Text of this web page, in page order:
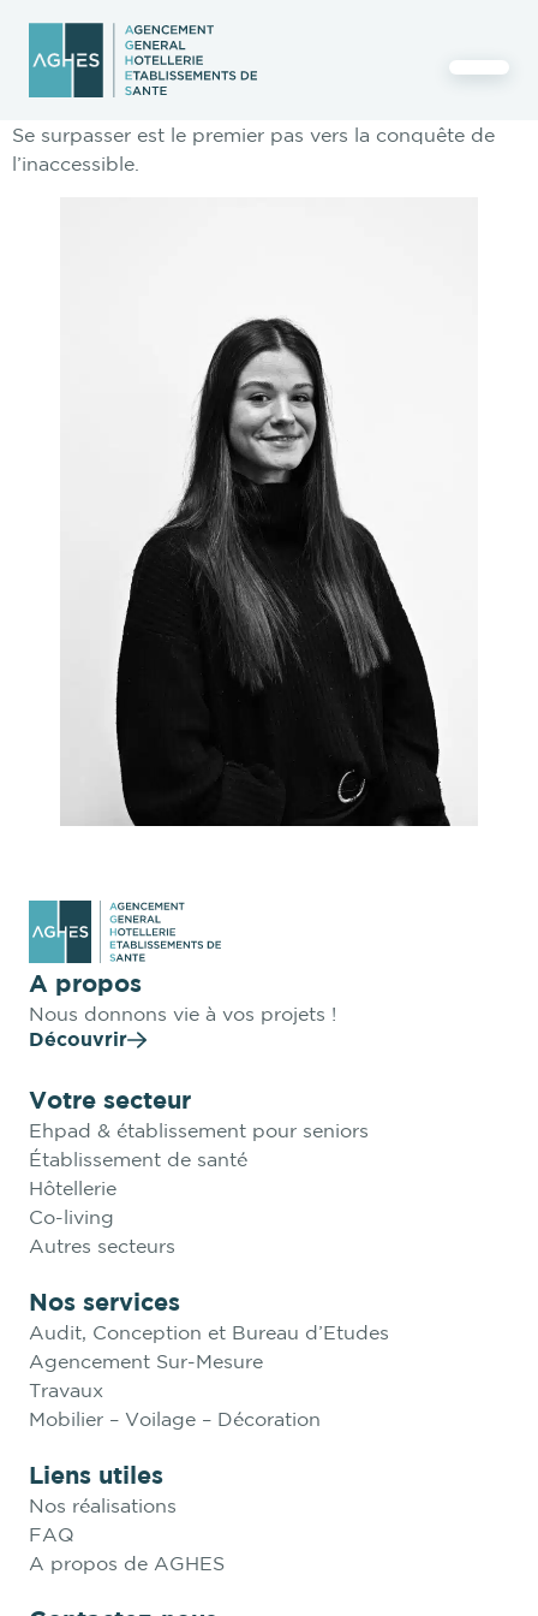
Se surpasser est le premier pas vers la conquête de
l’inaccessible.
A propos
Nous donnons vie à vos projets !
Découvrir
Votre secteur
Ehpad & établissement pour seniors
Établissement de santé
Hôtellerie
Co-living
Autres secteurs
Nos services
Audit, Conception et Bureau d’Etudes
Agencement Sur-Mesure
Travaux
Mobilier – Voilage – Décoration
Liens utiles
Nos réalisations
FAQ
A propos de AGHES